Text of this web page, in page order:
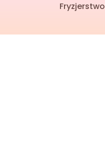
Fryzjerstwo